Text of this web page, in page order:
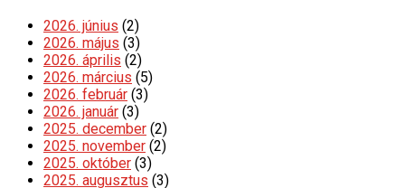
2026. június (2)
2026. május (3)
2026. április (2)
2026. március (5)
2026. február (3)
2026. január (3)
2025. december (2)
2025. november (2)
2025. október (3)
2025. augusztus (3)